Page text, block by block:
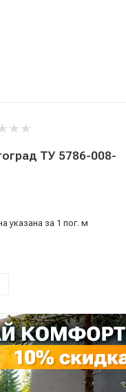
указана за 1 пог. м